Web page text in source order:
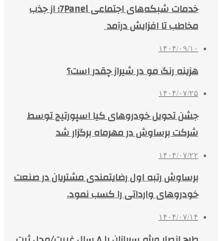
خدمات شبکه‌های اجتماعی 7Panel؛ از جذب
مخاطب تا افزایش درآمد
۱۴۰۴/۰۹/۱۰
هزینه رنگ مو در شیراز چقدر است؟
۱۴۰۴/۰۷/۲۵
جشن تحویل خودروهای کیا اسپورتیج توسط
شرکت برساوش در مهرماه برگزار شد
۱۴۰۴/۰۷/۲۲
برساوش رتبه اول رضایتمندی مشتریان در صنعت
خودروهای وارداتی را کسب نمود.
۱۴۰۴/۰۷/۱۴